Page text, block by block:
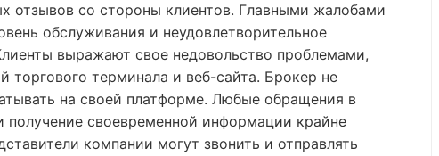
отзывов со стороны клиентов. Главными жалобами
обслуживания и неудовлетворительное
выражают свое недовольство проблемами,
торгового терминала и веб-сайта. Брокер не
на своей платформе. Любые обращения в
своевременной информации крайне
компании могут звонить и отправлять